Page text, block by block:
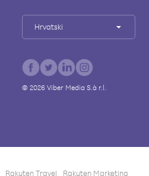
Hrvatski
© 2026Viber Media S.à r.l.
Rakuten Travel Rakuten Marketing